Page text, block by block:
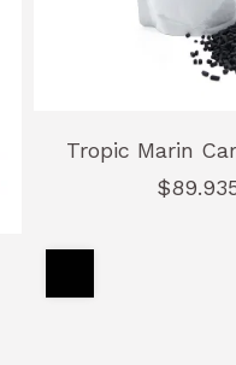
Tropic Marin